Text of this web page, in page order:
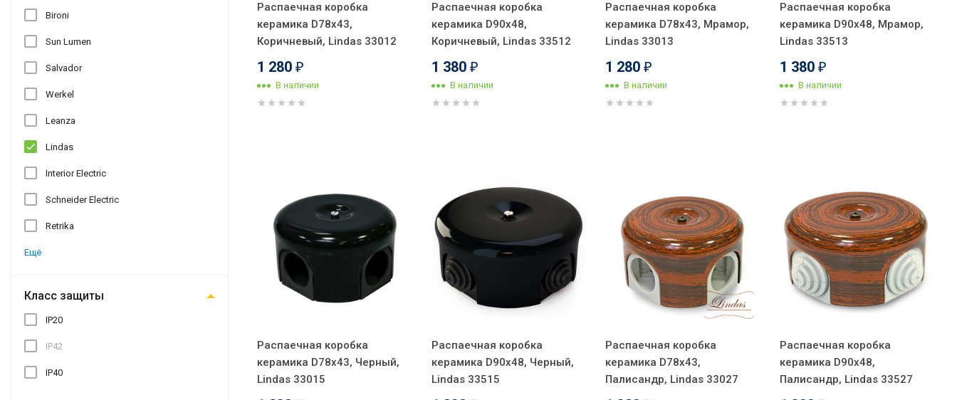
Bironi
Sun Lumen
Salvador
Werkel
Leanza
Lindas
Interior Electric
Schneider Electric
Retrika
Ещё
Класс защиты
IP20
IP42
IP40
Распаечная коробка
керамика D78х43,
Коричневый, Lindas 33012
1 280 ₽
В наличии
Распаечная коробка
керамика D90х48,
Коричневый, Lindas 33512
1 380 ₽
В наличии
Распаечная коробка
керамика D78х43, Мрамор,
Lindas 33013
1 280 ₽
В наличии
Распаечная коробка
керамика D90х48, Мрамор,
Lindas 33513
1 380 ₽
В наличии
Распаечная коробка
керамика D78х43, Черный,
Lindas 33015
Распаечная коробка
керамика D90х48, Черный,
Lindas 33515
Распаечная коробка
керамика D78х43,
Палисандр, Lindas 33027
Распаечная коробка
керамика D90х48,
Палисандр, Lindas 33527